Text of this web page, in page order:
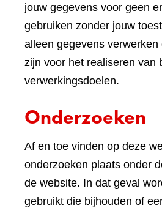
naar
een
andere
website)
jouw gegevens voor geen
gebruiken zonder jouw
alleen gegevens
zijn voor het realiseren van
verwerkingsdoelen.
Onderzoeken
Af en toe vinden op deze
onderzoeken plaats onder
de website. In dat geval
gebruikt die bijhouden of